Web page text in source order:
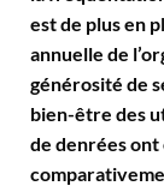
est de plus en
annuelle de
générosité de
bien-être des
de denrées